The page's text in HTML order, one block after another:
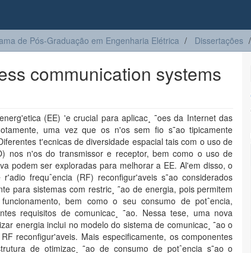
de Pós-Graduação em Engenharia Elétrica Dissertações
communication systems
(EE) 'e crucial para aplicac¸ ˜oes da Internet das
uma vez que os n'os sem fio s˜ao tipicamente
t'ecnicas de diversidade espacial tais com o uso de
nos n'os do transmissor e receptor, bem como o uso de
podem ser exploradas para melhorar a EE. Al'em disso, o
frequˆencia (RF) reconfigur'aveis s˜ao considerados
para sistemas com restric¸ ˜ao de energia, pois permitem
bem como o seu consumo de potˆencia,
requisitos de comunicac¸ ˜ao. Nessa tese, uma nova
energia inclui no modelo do sistema de comunicac¸ ˜ao o
reconfigur'aveis. Mais especificamente, os componentes
de otimizac¸ ˜ao de consumo de potˆencia s˜ao o